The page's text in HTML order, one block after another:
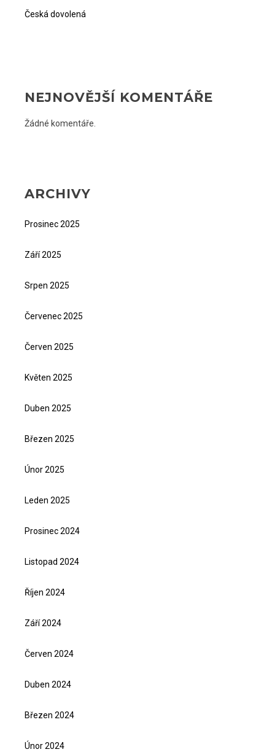
Česká dovolená
NEJNOVĚJŠÍ KOMENTÁŘE
Žádné komentáře.
ARCHIVY
Prosinec 2025
Září 2025
Srpen 2025
Červenec 2025
Červen 2025
Květen 2025
Duben 2025
Březen 2025
Únor 2025
Leden 2025
Prosinec 2024
Listopad 2024
Říjen 2024
Září 2024
Červen 2024
Duben 2024
Březen 2024
Únor 2024